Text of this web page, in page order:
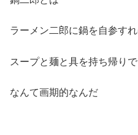
ラーメン二郎に鍋を自参す
スープと麺と具を持ち帰り
なんて画期的なんだ